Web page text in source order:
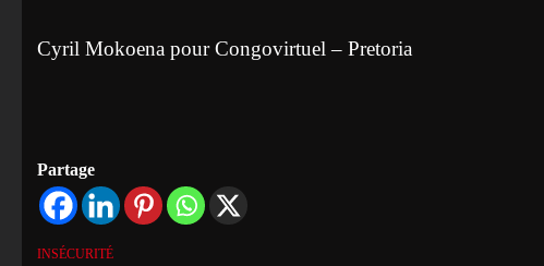
Cyril Mokoena pour Congovirtuel – Pretoria
Partage
INSÉCURITÉ